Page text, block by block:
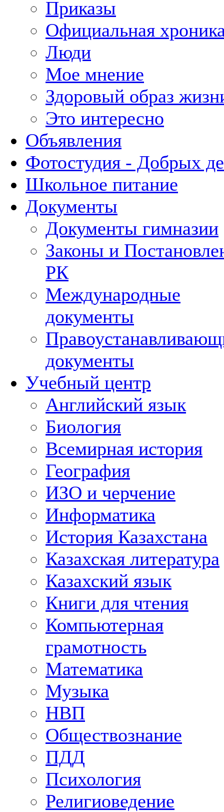
Приказы
Официальная
Люди
Мое мнение
Здоровый образ
Это интересно
Объявления
Фотостудия - Добрых
Школьное питание
Документы
Документы гимназии
Законы и
РК
Международные
документы
документы
Учебный центр
Английский язык
Биология
Всемирная история
География
ИЗО и черчение
Информатика
История Казахстана
Казахская литература
Казахский язык
Книги для чтения
Компьютерная
грамотность
Математика
Музыка
НВП
Обществознание
ПДД
Психология
Религиоведение